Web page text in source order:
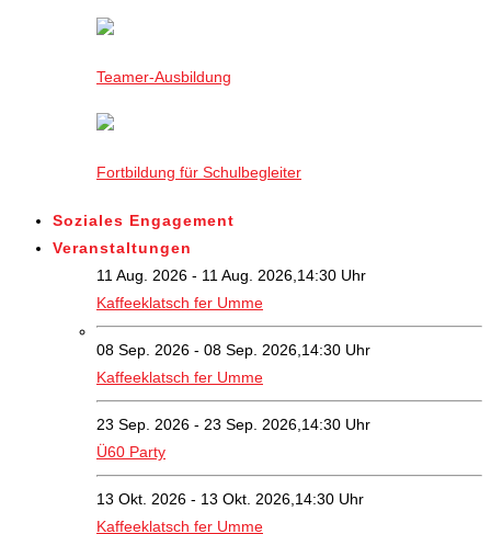
Teamer-Ausbildung
Fortbildung für Schulbegleiter
Soziales Engagement
Veranstaltungen
11 Aug. 2026 - 11 Aug. 2026,14:30 Uhr
Kaffeeklatsch fer Umme
08 Sep. 2026 - 08 Sep. 2026,14:30 Uhr
Kaffeeklatsch fer Umme
23 Sep. 2026 - 23 Sep. 2026,14:30 Uhr
Ü60 Party
13 Okt. 2026 - 13 Okt. 2026,14:30 Uhr
Kaffeeklatsch fer Umme